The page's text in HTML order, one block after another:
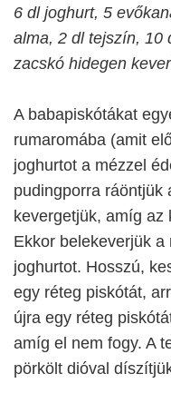
6 dl joghurt, 5
alma, 2 dl tejszín, 10
zacskó hidegen
A babapiskótákat
rumaromába (amit
joghurtot a mézzel
pudingporra ráöntjük
kevergetjük, amíg az
Ekkor belekeverjük
joghurtot. Hosszú,
egy réteg piskótát,
újra egy réteg
amíg el nem fogy. A
pörkölt dióval